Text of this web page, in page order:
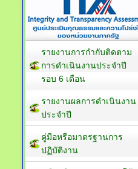
รายงานการกำกับติดตาม
การดำเนินงานประจำปี
รอบ 6 เดือน
รายงานผลการดำเนินงาน
ประจำปี
คู่มือหรือมาตรฐานการ
ปฏิบัติงาน